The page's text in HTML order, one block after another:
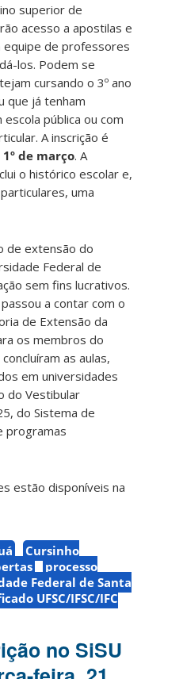
superior de
acesso a apostilas e
equipe de professores
los. Podem se
cursando o 3º ano
que já tenham
pública ou com
A inscrição é
1º de março. A
o histórico escolar e,
uma
de extensão do
Federal de
sem fins lucrativos.
a contar com o
de Extensão da
os membros do
as aulas,
em universidades
do Vestibular
do Sistema de
programas
estão disponíveis na
Cursinho
processo
Federal de Santa
UFSC/IFSC/IFC
no SiSU